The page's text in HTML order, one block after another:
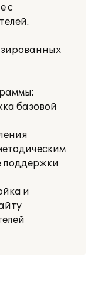
с
базовой
поддержки
и